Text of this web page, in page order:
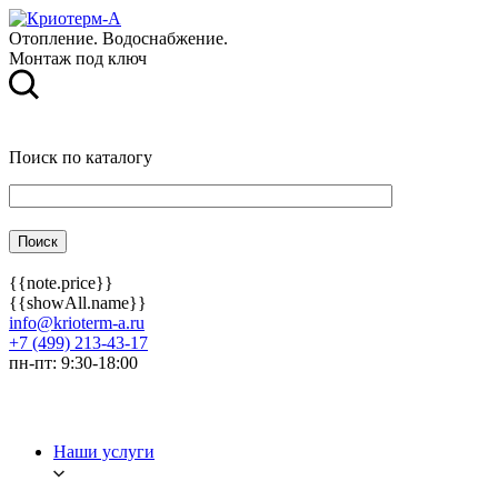
Отопление. Водоснабжение.
Монтаж под ключ
Поиск по каталогу
{{note.price}}
{{showAll.name}}
info@krioterm-a.ru
+7 (499) 213-43-17
пн-пт: 9:30-18:00
Наши услуги